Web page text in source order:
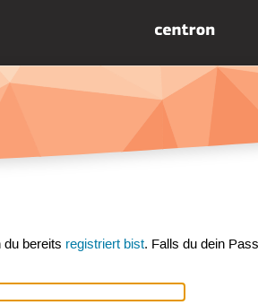
bereits registriert bist. Falls du dein